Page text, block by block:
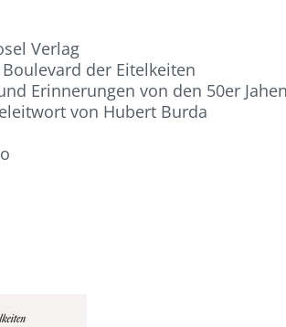
Verlag
Boulevard der Eitelkeiten
Erinnerungen von den 50er
von Hubert Burda